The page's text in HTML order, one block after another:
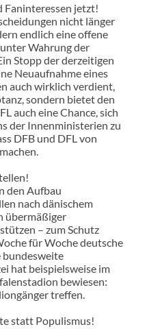
Faninteressen jetzt!
nicht länger
endlich eine offene
Wahrung der
Stopp der derzeitigen
Neuaufnahme eines
auch wirklich verdient,
sondern bietet den
auch eine Chance, sich
der Innenministerien zu
DFB und DFL von
den Aufbau
nach dänischem
übermäßiger
– zum Schutz
für Woche deutsche
bundesweite
hat beispielsweise im
bewiesen:
treffen.
statt Populismus!